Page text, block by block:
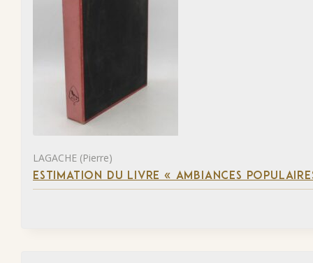
LAGACHE (Pierre)
ESTIMATION DU LIVRE « AMBIANCES